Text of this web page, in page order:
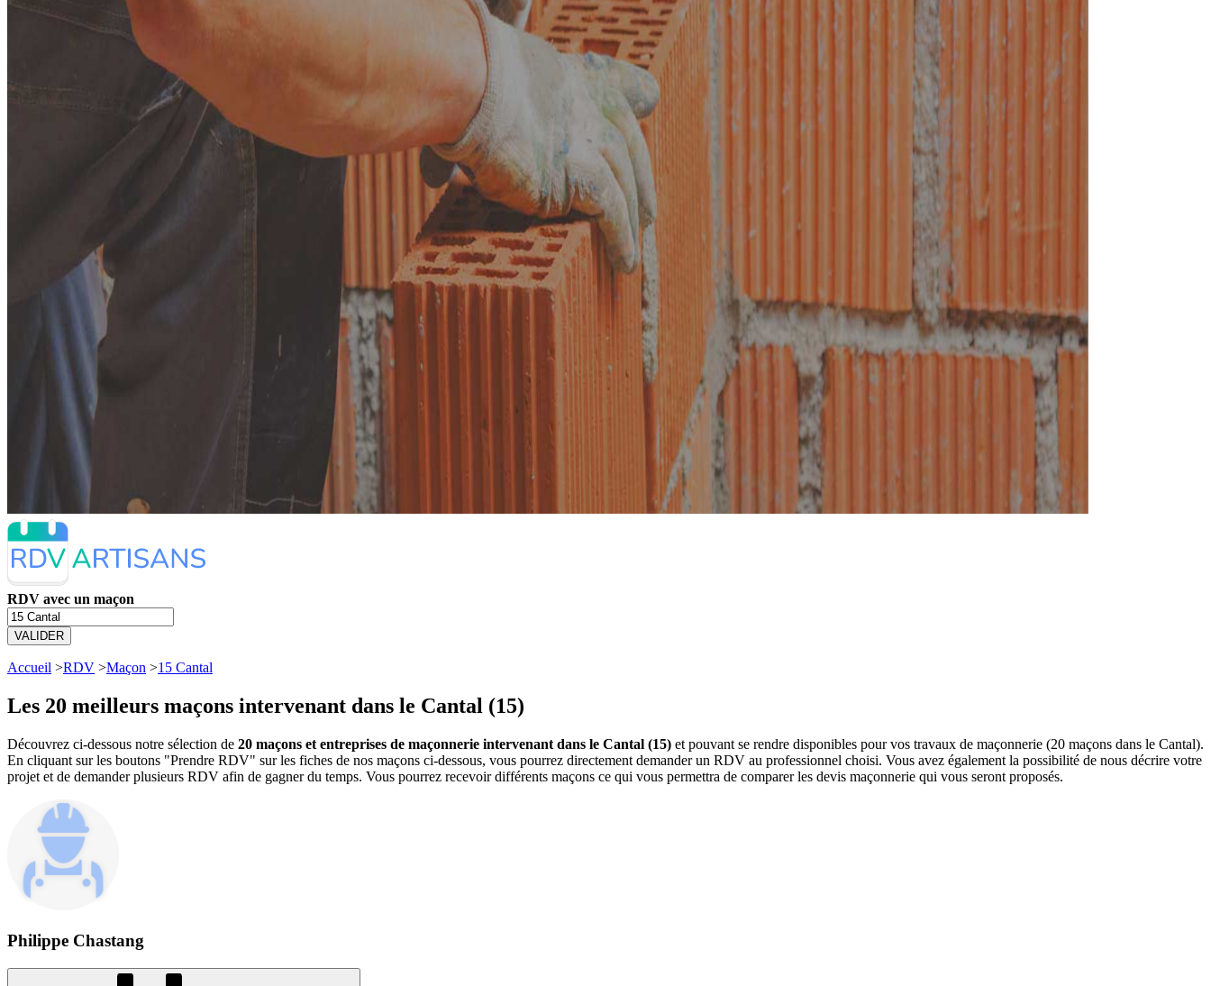
RDV avec un maçon
VALIDER
Accueil >RDV >Maçon >15 Cantal
Les 20 meilleurs maçons intervenant dans le Cantal (15)
Découvrez ci-dessous notre sélection de 20 maçons et entreprises de maçonnerie intervenant dans le Cantal (15) et pouvant se rendre disponibles pour vos travaux de maçonnerie (20 maçons dans le Cantal).
En cliquant sur les boutons "Prendre RDV" sur les fiches de nos maçons ci-dessous, vous pourrez directement demander un RDV au professionnel choisi. Vous avez également la possibilité de nous décrire votre
projet et de demander plusieurs RDV afin de gagner du temps. Vous pourrez recevoir différents maçons ce qui vous permettra de comparer les devis maçonnerie qui vous seront proposés.
Philippe Chastang